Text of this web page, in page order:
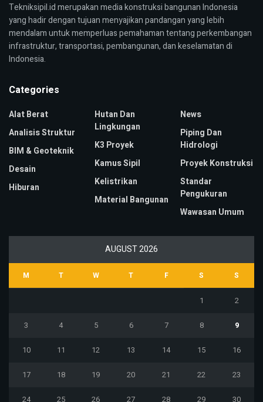
Tekniksipil.id merupakan media konstruksi bangunan Indonesia
yang hadir dengan tujuan menyajikan pandangan yang lebih
mendalam untuk memperluas pemahaman tentang perkembangan
infrastruktur, transportasi, pembangunan, dan keselamatan di
Indonesia.
Categories
Alat Berat
Analisis Struktur
BIM & Geoteknik
Desain
Hiburan
Hutan Dan
Lingkungan
K3 Proyek
Kamus Sipil
Kelistrikan
Material Bangunan
News
Piping Dan
Hidrologi
Proyek Konstruksi
Standar
Pengukuran
Wawasan Umum
AUGUST 2026
M T W T F S S
1 2
3 4 5 6 7 8 9
10 11 12 13 14 15 16
17 18 19 20 21 22 23
24 25 26 27 28 29 30